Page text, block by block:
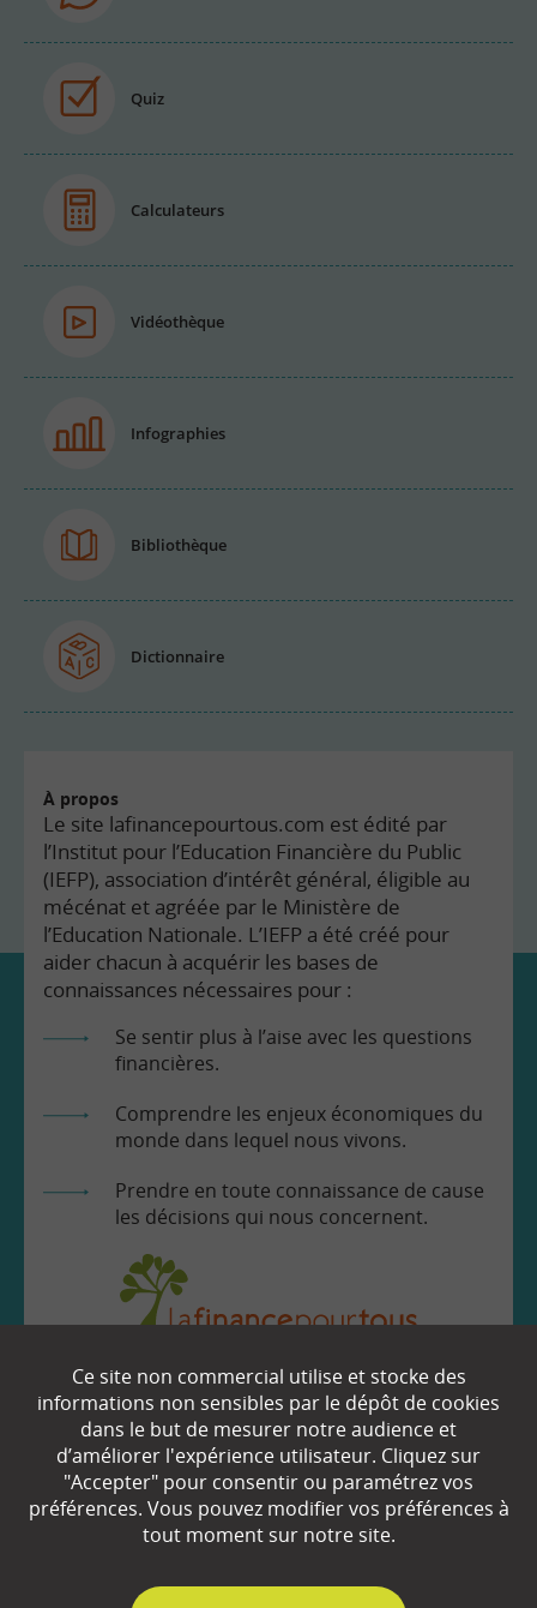
Quiz
Calculateurs
Vidéothèque
Infographies
Bibliothèque
Dictionnaire
À propos
Le site lafinancepourtous.com est édité par
l’Institut pour l’Education Financière du Public
(IEFP), association d’intérêt général, éligible au
mécénat et agréée par le Ministère de
l’Education Nationale. L’IEFP a été créé pour
aider chacun à acquérir les bases de
connaissances nécessaires pour :
Se sentir plus à l’aise avec les questions
financières.
Comprendre les enjeux économiques du
monde dans lequel nous vivons.
Prendre en toute connaissance de cause
les décisions qui nous concernent.
EN SAVOIR
Qui sommes-nous ?
Partenaires
Ce site non commercial utilise et stocke des
informations non sensibles par le dépôt de cookies
dans le but de mesurer notre audience et
d’améliorer l'expérience utilisateur. Cliquez sur
"Accepter" pour consentir ou paramétrez vos
préférences. Vous pouvez modifier vos préférences à
tout moment sur notre site.